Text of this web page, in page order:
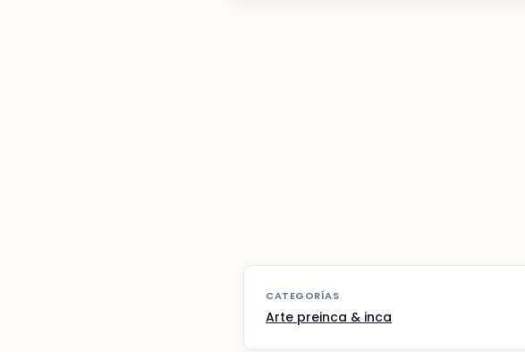
CATEGORÍAS
Arte preinca & inca